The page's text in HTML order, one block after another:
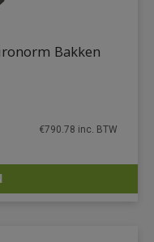
DETAILS
Bakken
€790.78 inc. BTW